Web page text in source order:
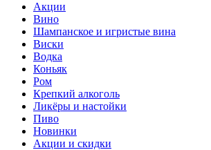
Акции
Вино
Шампанское и игристые вина
Виски
Водка
Коньяк
Ром
Крепкий алкоголь
Ликёры и настойки
Пиво
Новинки
Акции и скидки